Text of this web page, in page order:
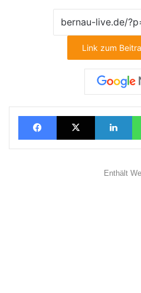
Link zum
FacebookX
Enthält